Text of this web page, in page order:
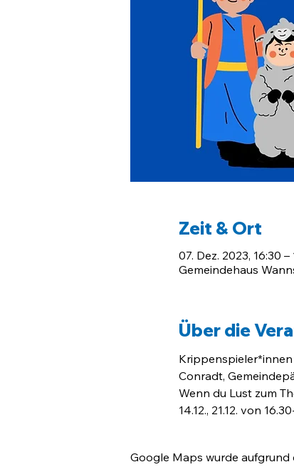
Zeit & Ort
07. Dez. 2023, 16:30 –
Gemeindehaus
Über die
Krippenspieler*innen
Conradt,
Wenn du Lust zum
14.12., 21.12. von
Google Maps wurde